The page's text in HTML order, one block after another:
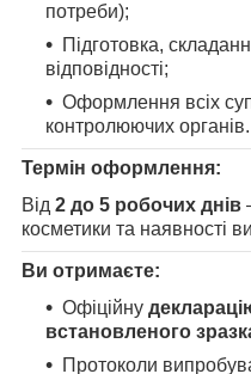
потреби);
Підготовка,
відповідності;
Оформлення всіх
контролюючих органів.
Термін оформлення:
Від 2 до 5 робочих днів
косметики та наявності
Ви отримаєте:
Офіційну
встановленого
Протоколи